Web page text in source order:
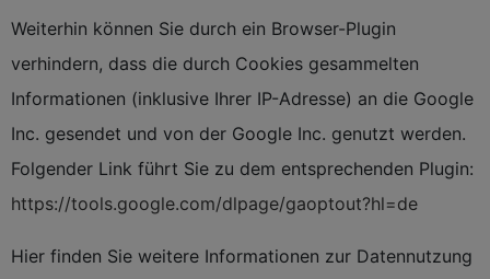
Weiterhin können Sie durch ein Browser-Plugin
verhindern, dass die durch Cookies gesammelten
Informationen (inklusive Ihrer IP-Adresse) an die Google
Inc. gesendet und von der Google Inc. genutzt werden.
Folgender Link führt Sie zu dem entsprechenden Plugin:
https://tools.google.com/dlpage/gaoptout?hl=de
Hier finden Sie weitere Informationen zur Datennutzung